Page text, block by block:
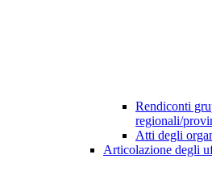
Rendiconti
regionali/
Atti degli
Articolazione degli